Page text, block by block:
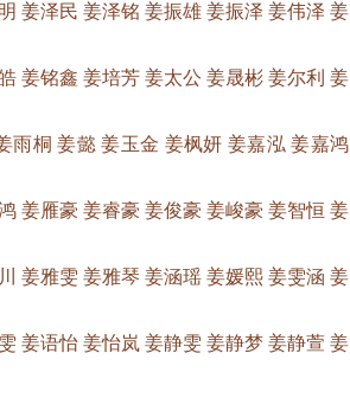
姜泽民 姜泽铭 姜振雄 姜振泽 姜伟泽 姜
姜铭鑫 姜培芳 姜太公 姜晟彬 姜尔利 姜
雨桐 姜懿 姜玉金 姜枫妍 姜嘉泓 姜嘉鸿
姜雁豪 姜睿豪 姜俊豪 姜峻豪 姜智恒 姜
姜雅雯 姜雅琴 姜涵瑶 姜媛熙 姜雯涵 姜
姜语怡 姜怡岚 姜静雯 姜静梦 姜静萱 姜